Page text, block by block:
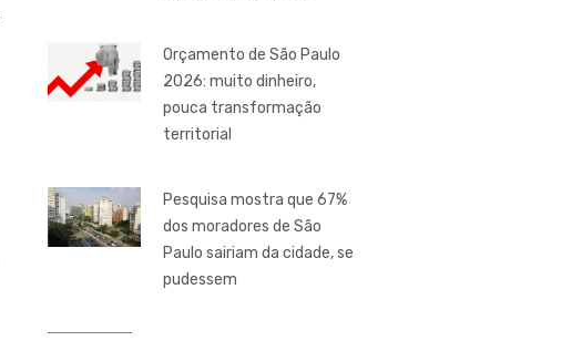
Orçamento de São Paulo
2026: muito dinheiro,
pouca transformação
territorial
Pesquisa mostra que 67%
dos moradores de São
Paulo sairiam da cidade, se
pudessem